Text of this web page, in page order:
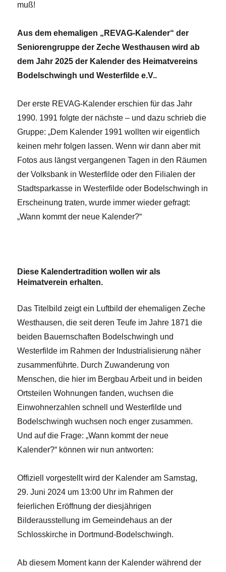
muß!
Aus dem ehemaligen „REVAG-Kalender“ der
Seniorengruppe der Zeche Westhausen wird ab
dem Jahr 2025 der Kalender des Heimatvereins
Bodelschwingh und Westerfilde e.V..
Der erste REVAG-Kalender erschien für das Jahr
1990. 1991 folgte der nächste – und dazu schrieb die
Gruppe: „Dem Kalender 1991 wollten wir eigentlich
keinen mehr folgen lassen. Wenn wir dann aber mit
Fotos aus längst vergangenen Tagen in den Räumen
der Volksbank in Westerfilde oder den Filialen der
Stadtsparkasse in Westerfilde oder Bodelschwingh in
Erscheinung traten, wurde immer wieder gefragt:
„Wann kommt der neue Kalender?“
Diese Kalendertradition wollen wir als
Heimatverein erhalten.
Das Titelbild zeigt ein Luftbild der ehemaligen Zeche
Westhausen, die seit deren Teufe im Jahre 1871 die
beiden Bauernschaften Bodelschwingh und
Westerfilde im Rahmen der Industrialisierung näher
zusammenführte. Durch Zuwanderung von
Menschen, die hier im Bergbau Arbeit und in beiden
Ortsteilen Wohnungen fanden, wuchsen die
Einwohnerzahlen schnell und Westerfilde und
Bodelschwingh wuchsen noch enger zusammen.
Und auf die Frage: „Wann kommt der neue
Kalender?“ können wir nun antworten:
Offiziell vorgestellt wird der Kalender am Samstag,
29. Juni 2024 um 13:00 Uhr im Rahmen der
feierlichen Eröffnung der diesjährigen
Bilderausstellung im Gemeindehaus an der
Schlosskirche in Dortmund-Bodelschwingh.
Ab diesem Moment kann der Kalender während der